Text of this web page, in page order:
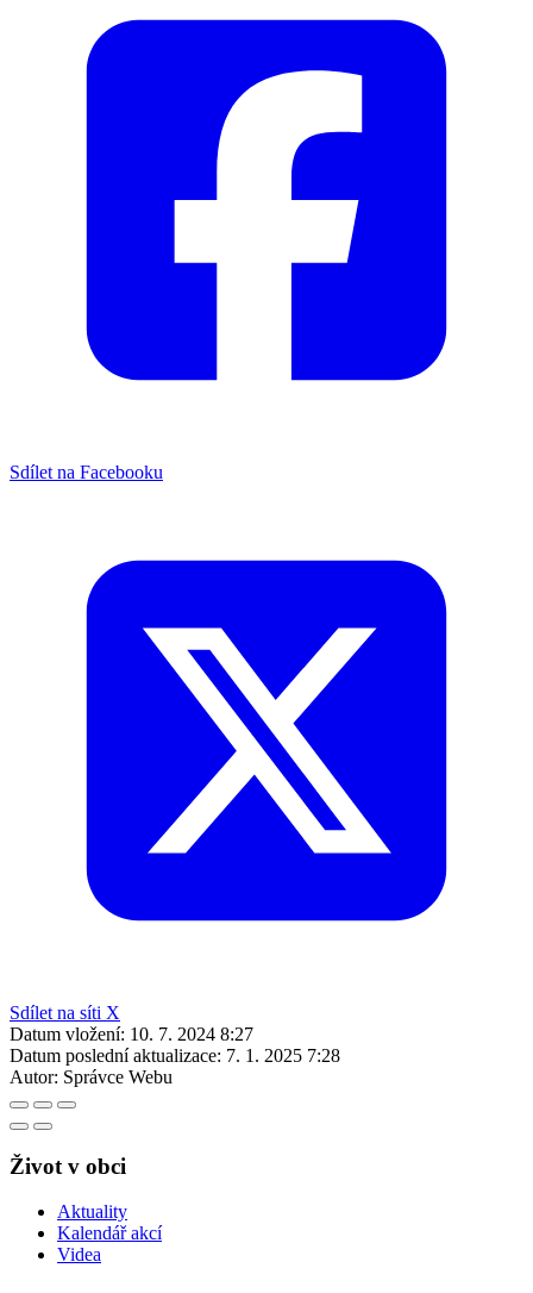
Sdílet na Facebooku
Sdílet na síti X
Datum vložení: 10. 7. 2024 8:27
Datum poslední aktualizace: 7. 1. 2025 7:28
Autor: Správce Webu
Život v obci
Aktuality
Kalendář akcí
Videa